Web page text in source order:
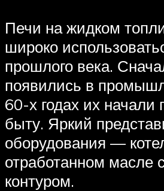
Печи на жидком
широко
прошлого века.
появились в
60-х годах их начали
быту. Яркий
оборудования —
отработанном масле
контуром.